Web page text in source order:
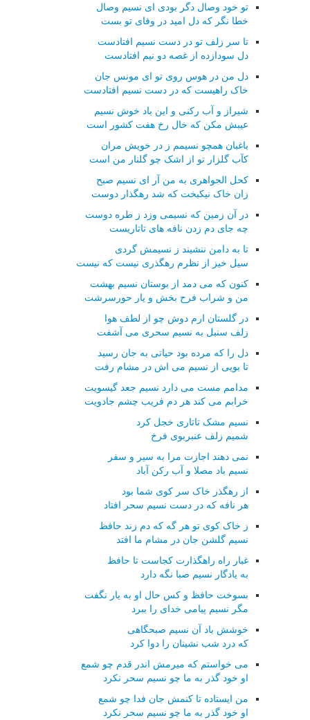
تو خود وصال دگر بودی ای نسیم وصال
خطا نگر که دل امید در وفای تو بست
تا سر زلف تو در دست نسیم افتادست
دل سودازده از غصه دو نیم افتادست
دل من در هوس روی تو ای مونس جان
خاک راهیست که در دست نسیم افتادست
شیراز و آب رکنی و این باد خوش نسیم
عیبش مکن که خال رخ هفت کشور است
باغبان همچو نسیمم ز در خویش مران
کآب گلزار تو از اشک چو گلنار من است
کحل الجواهری به من آر ای نسیم صبح
زان خاک نیکبخت که شد رهگذار دوست
در آن زمین که نسیمی وزد ز طره دوست
چه جای دم زدن نافه های تاتاریست
تا به دامن ننشیند ز نسیمش گردی
سیل خیز از نظرم رهگذری نیست که نیست
کنون که می دمد از بوستان نسیم بهشت
من و شراب فرح بخش و یار حورسرشت
در گلستان ارم دوش چو از لطف هوا
زلف سنبل به نسیم سحری می آشفت
دل را که مرده بود حیاتی به جان رسید
تا بویی از نسیم می اش در مشام رفت
مدامم مست می دارد نسیم جعد گیسویت
خرابم می کند هر دم فریب چشم جادویت
نسیم مشک تاتاری خجل کرد
شمیم زلف عنبربوی فرخ
نمی دهند اجازت مرا به سیر و سفر
نسیم باد مصلا و آب رکن آباد
از رهگذر خاک سر کوی شما بود
هر نافه که در دست نسیم سحر افتاد
ز خاک کوی تو هر گه که دم زند حافظ
نسیم گلشن جان در مشام ما افتد
غبار راه راهگذارت کجاست تا حافظ
به یادگار نسیم صبا نگه دارد
بسوخت حافظ و کس حال او به یار نگفت
مگر نسیم پیامی خدای را ببرد
خوشش باد آن نسیم صبحگاهی
که درد شب نشینان را دوا کرد
می خواستم که میرمش اندر قدم چو شمع
او خود گذر به ما چو نسیم سحر نکرد
من ایستاده تا کنمش جان فدا چو شمع
او خود گذر به ما چو نسیم سحر نکرد